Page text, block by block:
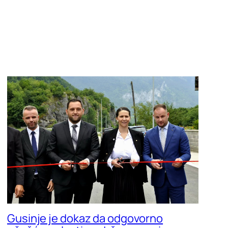
Gusinje je dokaz da odgovorno